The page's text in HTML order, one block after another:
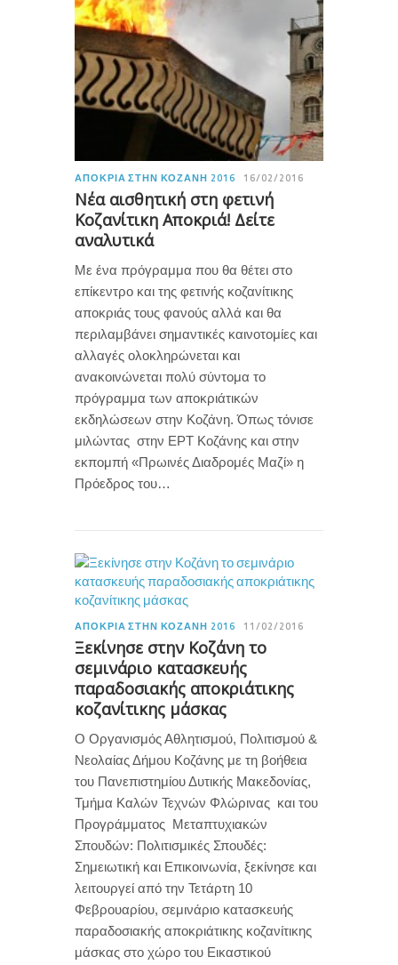
ΑΠΟΚΡΙΆ ΣΤΗΝ ΚΟΖΆΝΗ 2016 16/02/2016
Νέα αισθητική στη φετινή
Κοζανίτικη Αποκριά! Δείτε
αναλυτικά
Με ένα πρόγραμμα που θα θέτει στο
επίκεντρο και της φετινής κοζανίτικης
αποκριάς τους φανούς αλλά και θα
περιλαμβάνει σημαντικές καινοτομίες και
αλλαγές ολοκληρώνεται και
ανακοινώνεται πολύ σύντομα το
πρόγραμμα των αποκριάτικών
εκδηλώσεων στην Κοζάνη. Όπως τόνισε
μιλώντας στην ΕΡΤ Κοζάνης και στην
εκπομπή «Πρωινές Διαδρομές Μαζί» η
Πρόεδρος του…
ΑΠΟΚΡΙΆ ΣΤΗΝ ΚΟΖΆΝΗ 2016 11/02/2016
Ξεκίνησε στην Κοζάνη το
σεμινάριο κατασκευής
παραδοσιακής αποκριάτικης
κοζανίτικης μάσκας
Ο Οργανισμός Αθλητισμού, Πολιτισμού &
Νεολαίας Δήμου Κοζάνης με τη βοήθεια
του Πανεπιστημίου Δυτικής Μακεδονίας,
Τμήμα Καλών Τεχνών Φλώρινας και του
Προγράμματος Μεταπτυχιακών
Σπουδών: Πολιτισμικές Σπουδές:
Σημειωτική και Επικοινωνία, ξεκίνησε και
λειτουργεί από την Τετάρτη 10
Φεβρουαρίου, σεμινάριο κατασκευής
παραδοσιακής αποκριάτικης κοζανίτικης
μάσκας στο χώρο του Εικαστικού